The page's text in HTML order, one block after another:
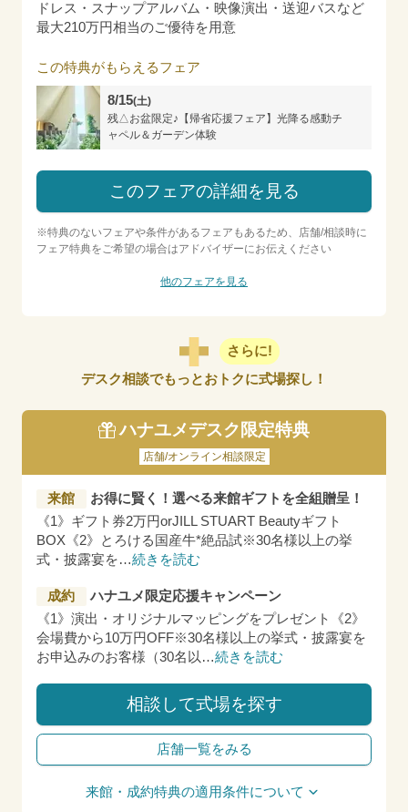
ドレス・スナップアルバム・映像演出・送迎バスなど
最大210万円相当のご優待を用意
この特典がもらえるフェア
8/15(土)
残△お盆限定♪【帰省応援フェア】光降る感動チ
ャペル＆ガーデン体験
このフェアの詳細を見る
※特典のないフェアや条件があるフェアもあるため、店舗/相談時に
フェア特典をご希望の場合はアドバイザーにお伝えください
他のフェアを見る
さらに!
デスク相談でもっとおトクに式場探し！
ハナユメデスク限定特典
店舗/オンライン相談限定
来館
お得に賢く！選べる来館ギフトを全組贈呈！
《1》ギフト券2万円orJILL STUART Beautyギフト
BOX《2》とろける国産牛*絶品試※30名様以上の挙
式・披露宴を…続きを読む
成約
ハナユメ限定応援キャンペーン
《1》演出・オリジナルマッピングをプレゼント《2》
会場費から10万円OFF※30名様以上の挙式・披露宴を
お申込みのお客様（30名以 …続きを読む
相談して式場を探す
店舗一覧をみる
来館・成約特典の適用条件について